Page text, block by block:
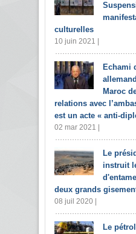
culturelles
10 juin 2021 |
Echami
Maroc
relations avec
est un acte « anti-
02 mar 2021 |
Le
instruit
deux grands
08 juil 2020 |
Le